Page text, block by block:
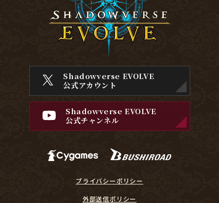
Shadowverse EVOLVE
公式アカウント
Shadowverse EVOLVE
公式チャンネル
プライバシーポリシー
外部送信ポリシー